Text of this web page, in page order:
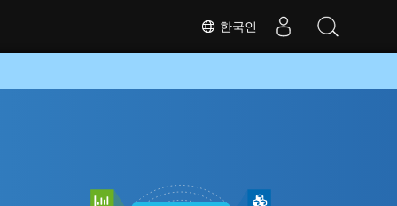
한국인